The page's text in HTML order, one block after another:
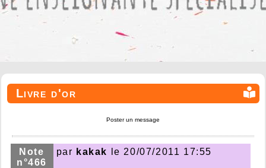
Livre d'or
Poster un message
Note
n°466
par kakak le 20/07/2011 17:55